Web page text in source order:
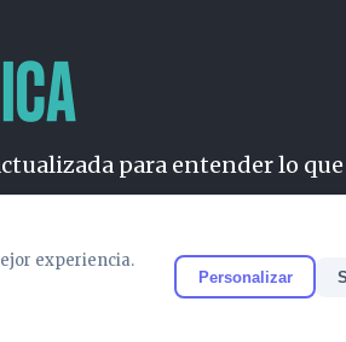
para entender lo
experiencia.
Personalizar